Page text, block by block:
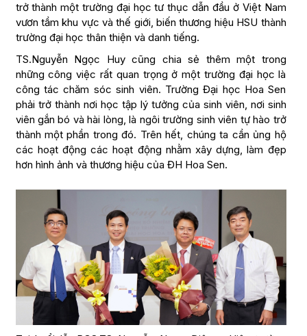
trở thành một trường đại học tư thục dẫn đầu ở Việt Nam
vươn tầm khu vực và thế giới, biến thương hiệu HSU thành
trường đại học thân thiện và danh tiếng.
TS.Nguyễn Ngọc Huy cũng chia sẻ thêm một trong
những công việc rất quan trọng ở một trường đại học là
công tác chăm sóc sinh viên. Trường Đại học Hoa Sen
phải trở thành nơi học tập lý tưởng của sinh viên, nơi sinh
viên gắn bó và hài lòng, là ngôi trường sinh viên tự hào trở
thành một phần trong đó. Trên hết, chúng ta cần ủng hộ
các hoạt động các hoạt động nhằm xây dựng, làm đẹp
hơn hình ảnh và thương hiệu của ĐH Hoa Sen.